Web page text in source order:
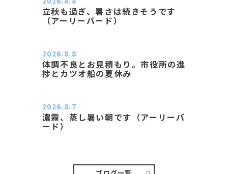
立秋も過ぎ、暑さは続きそうです
（アーリーバード）
体調不良とお見積もり。市役所の進
捗とカツオ船の夏休み
2026.8.8
濃霧、蒸し暑い朝です（アーリーバ
ード）
2026.8.7